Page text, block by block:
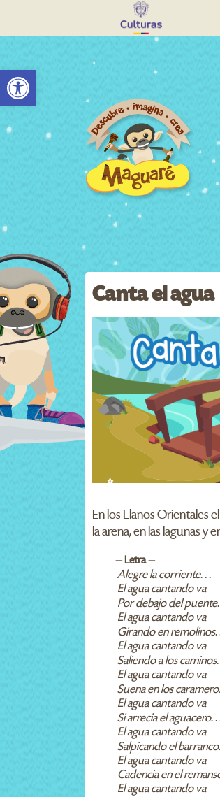
Abrir barra de herramientas
Canta el agua
En los Llanos Orientales
la arena, en las lagunas y
-- Letra --
Alegre la corriente…
El agua cantando va
Por debajo del
El agua cantando va
Girando en
El agua cantando va
Saliendo a los
El agua cantando va
Suena en los
El agua cantando va
Si arrecia el
El agua cantando va
Salpicando el
El agua cantando va
Cadencia en el
El agua cantando va